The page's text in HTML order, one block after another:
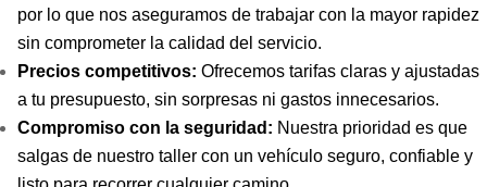
por lo que nos aseguramos de trabajar con la mayor rapidez
sin comprometer la calidad del servicio.
Precios competitivos: Ofrecemos tarifas claras y ajustadas
a tu presupuesto, sin sorpresas ni gastos innecesarios.
Compromiso con la seguridad: Nuestra prioridad es que
salgas de nuestro taller con un vehículo seguro, confiable y